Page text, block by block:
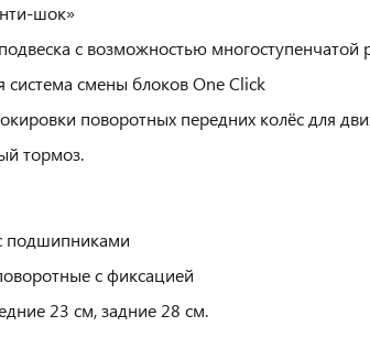
шок»
с возможностью многоступенчатой
система смены блоков One Click
поворотных передних колёс для
тормоз.
подшипниками
с фиксацией
23 см, задние 28 см.